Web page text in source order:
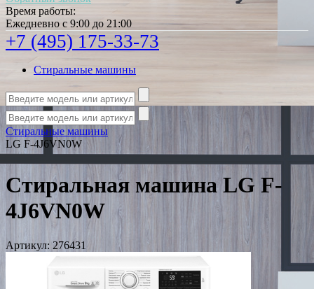
Время работы:
Ежедневно с 9:00 до 21:00
+7 (495) 175-33-73
Стиральные машины
Стиральные машины
LG F-4J6VN0W
Стиральная машина LG F-
4J6VN0W
Артикул: 276431